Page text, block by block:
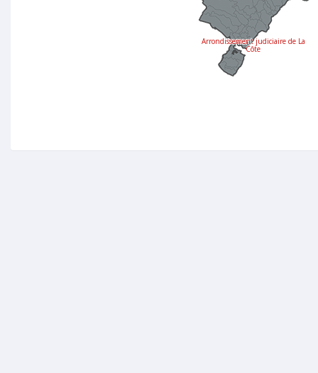
Arrondissement judiciaire de La
Côte